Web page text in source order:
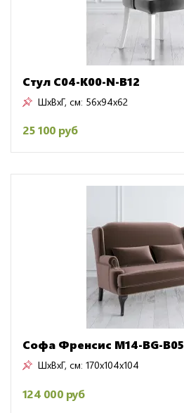
Стул C04-K00-N-B12
ШxВxГ, см: 56x94x62
25 100 руб
Софа Френсис M14-BG-B05
ШxВxГ, см: 170x104x104
124 000 руб